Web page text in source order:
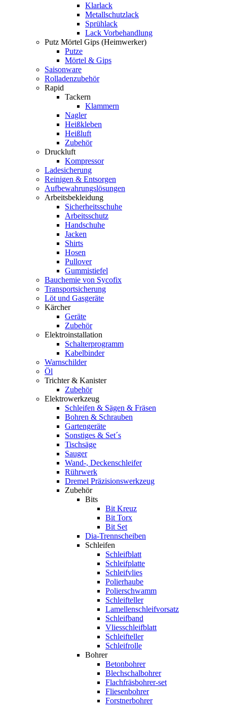
Klarlack
Metallschutzlack
Sprühlack
Lack Vorbehandlung
Putz Mörtel Gips (Heimwerker)
Putze
Mörtel & Gips
Saisonware
Rolladenzubehör
Rapid
Tackern
Klammern
Nagler
Heißkleben
Heißluft
Zubehör
Druckluft
Kompressor
Ladesicherung
Reinigen & Entsorgen
Aufbewahrungslösungen
Arbeitsbekleidung
Sicherheitsschuhe
Arbeitsschutz
Handschuhe
Jacken
Shirts
Hosen
Pullover
Gummistiefel
Bauchemie von Sycofix
Transportsicherung
Löt und Gasgeräte
Kärcher
Geräte
Zubehör
Elektroinstallation
Schalterprogramm
Kabelbinder
Warnschilder
Öl
Trichter & Kanister
Zubehör
Elektrowerkzeug
Schleifen & Sägen & Fräsen
Bohren & Schrauben
Gartengeräte
Sonstiges & Set´s
Tischsäge
Sauger
Wand-, Deckenschleifer
Rührwerk
Dremel Präzisionswerkzeug
Zubehör
Bits
Bit Kreuz
Bit Torx
Bit Set
Dia-Trennscheiben
Schleifen
Schleifblatt
Schleifplatte
Schleifvlies
Polierhaube
Polierschwamm
Schleifteller
Lamellenschleifvorsatz
Schleifband
Vliesschleifblatt
Schleifteller
Schleifrolle
Bohrer
Betonbohrer
Blechschalbohrer
Flachfräsbohrer-set
Fliesenbohrer
Forstnerbohrer